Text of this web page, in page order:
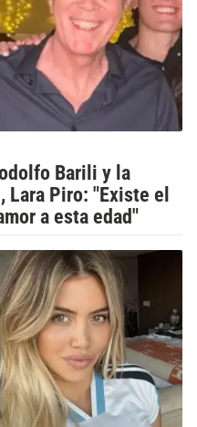
Barili y la
Lara Piro: "Existe el
a esta edad"